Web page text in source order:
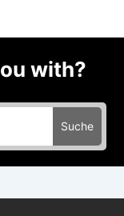
with?
Suche